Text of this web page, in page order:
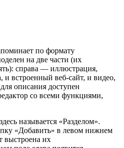
по формату
на две части (их
справа — иллюстрация,
и встроенный веб-сайт, и видео,
описания доступен
со всеми функциями,
называется «Разделом».
«Добавить» в левом нижнем
выстроена их